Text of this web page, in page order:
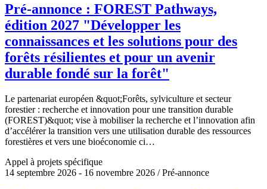
Pré-annonce : FOREST Pathways,
édition 2027 "Développer les
connaissances et les solutions pour des
forêts résilientes et pour un avenir
durable fondé sur la forêt"
Le partenariat européen &quot;Forêts, sylviculture et secteur
forestier : recherche et innovation pour une transition durable
(FOREST)&quot; vise à mobiliser la recherche et l’innovation afin
d’accélérer la transition vers une utilisation durable des ressources
forestières et vers une bioéconomie ci…
Appel à projets spécifique
14 septembre 2026 - 16 novembre 2026 / Pré-annonce